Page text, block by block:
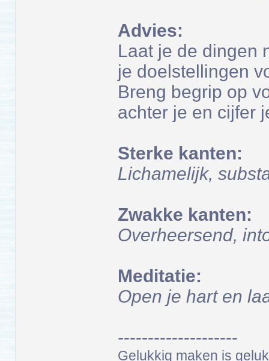
Advies:
Laat je de dingen
je doelstellingen
Breng begrip op
achter je en cijfer
Sterke kanten:
Lichamelijk,
Zwakke kanten:
Overheersend,
Meditatie:
Open je hart en
--------------------
Gelukkig maken is